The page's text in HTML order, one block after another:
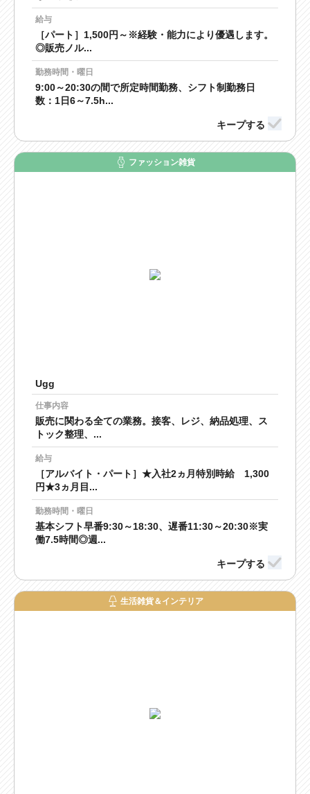
給与
［パート］1,500円～※経験・能力により優遇します。
◎販売ノル...
勤務時間・曜日
9:00～20:30の間で所定時間勤務、シフト制勤務日
数：1日6～7.5h...
ファッション雑貨
Ugg
仕事内容
販売に関わる全ての業務。接客、レジ、納品処理、ス
トック整理、...
給与
［アルバイト・パート］★入社2ヵ月特別時給 1,300
円★3ヵ月目...
勤務時間・曜日
基本シフト早番9:30～18:30、遅番11:30～20:30※実
働7.5時間◎週...
生活雑貨＆インテリア